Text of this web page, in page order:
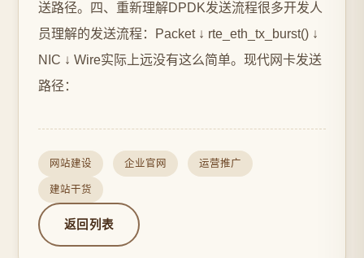
送路径。四、重新理解DPDK发送流程很多开发人
员理解的发送流程：Packet ↓ rte_eth_tx_burst() ↓
NIC ↓ Wire实际上远没有这么简单。现代网卡发送
路径：
网站建设 企业官网 运营推广
建站干货
返回列表